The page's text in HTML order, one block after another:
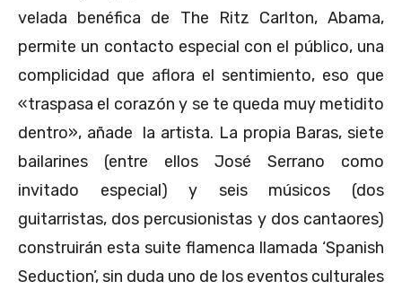
velada benéfica de The Ritz Carlton, Abama,
permite un contacto especial con el público, una
complicidad que aflora el sentimiento, eso que
«traspasa el corazón y se te queda muy metidito
dentro», añade la artista. La propia Baras, siete
bailarines (entre ellos José Serrano como
invitado especial) y seis músicos (dos
guitarristas, dos percusionistas y dos cantaores)
construirán esta suite flamenca llamada ‘Spanish
Seduction’, sin duda uno de los eventos culturales